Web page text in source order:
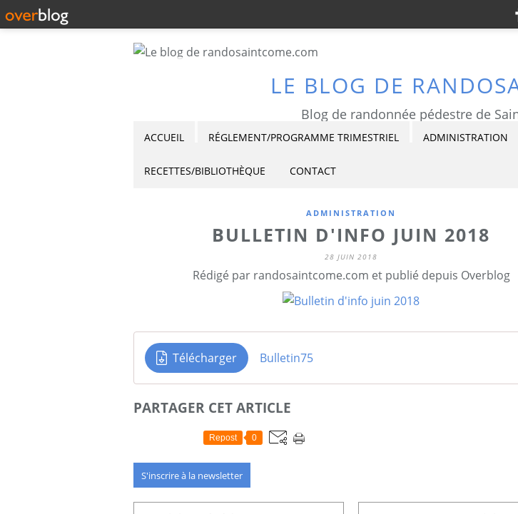
LE BLOG DE
Blog de randonnée pédestre de
ACCUEIL RÉGLEMENT/PROGRAMME TRIMESTRIEL ADMINISTRATION
RECETTES/BIBLIOTHÈQUE CONTACT
ADMINISTRATION
BULLETIN D'INFO JUIN 2018
28 JUIN 2018
Rédigé par randosaintcome.com et publié depuis Overblog
Télécharger Bulletin75
PARTAGER CET ARTICLE
Repost 0
S'inscrire à la newsletter